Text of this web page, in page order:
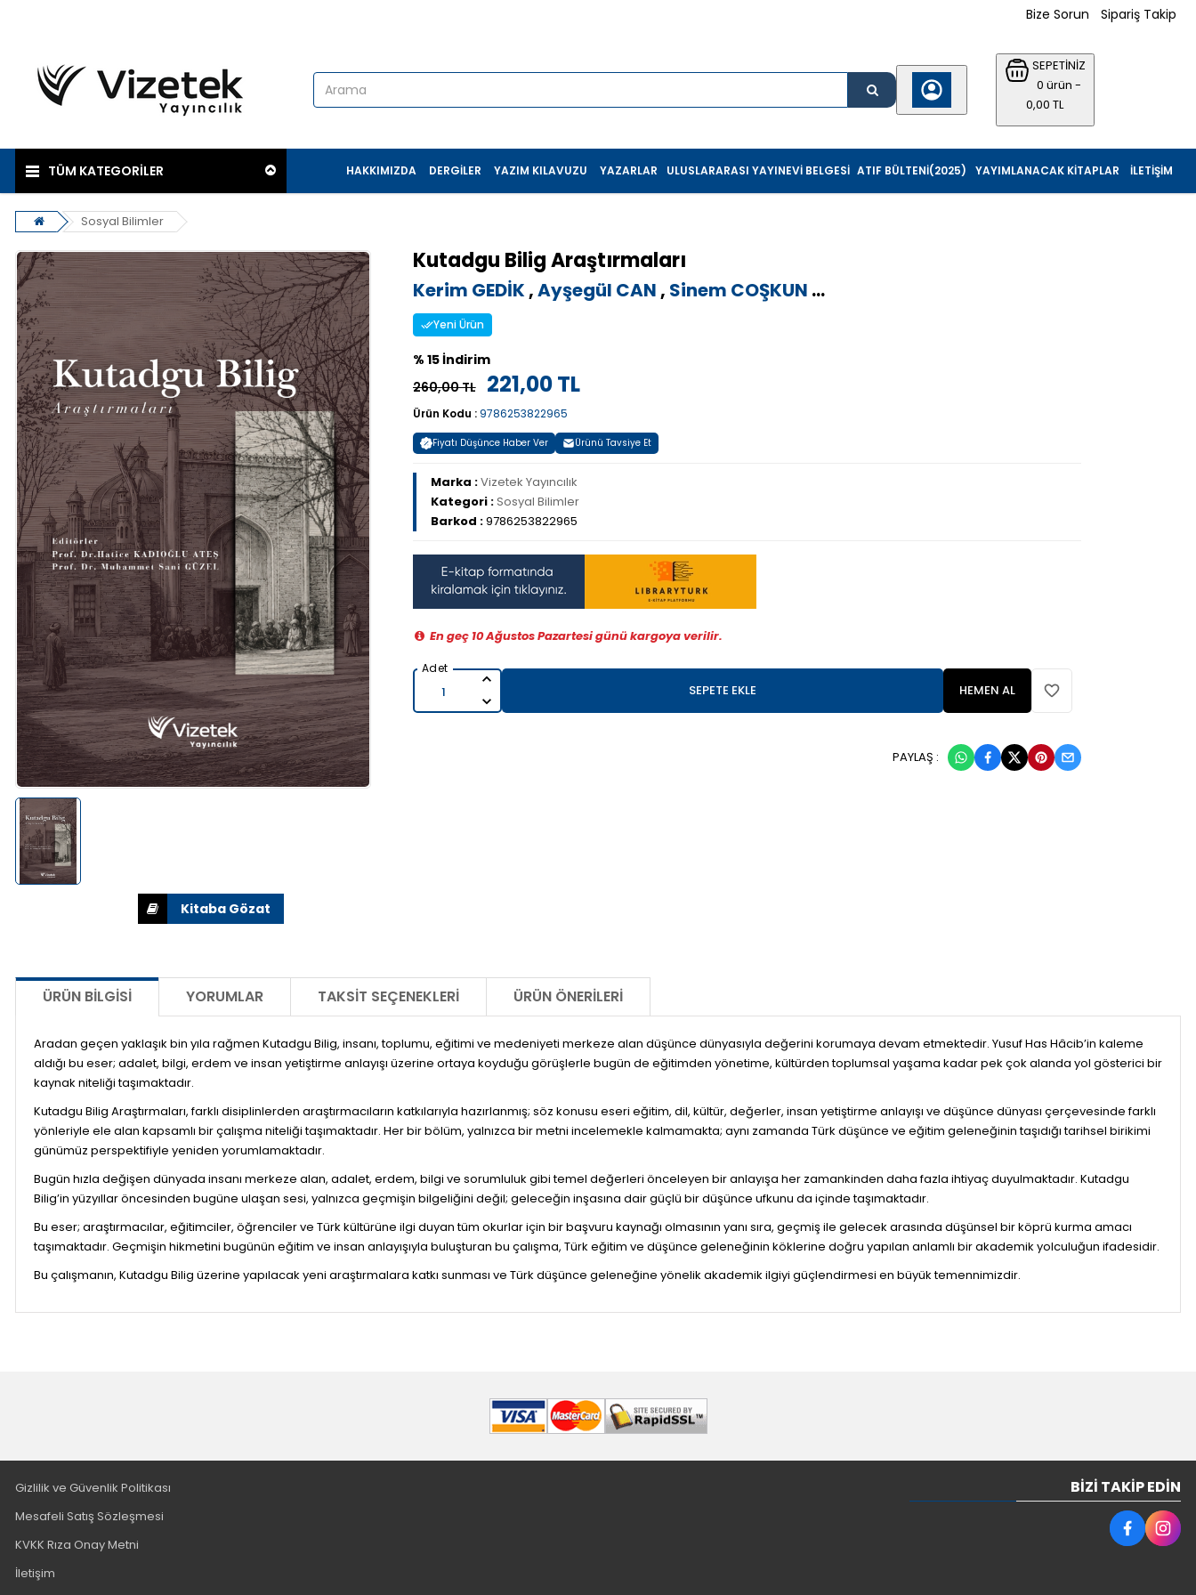
Bize Sorun Sipariş Takip
SEPETİNİZ
0 ürün -
0,00 TL
TÜM KATEGORİLER İLETIŞIM
YAYIMLANACAK KITAPLAR
ATIF BÜLTENI(2025)
ULUSLARARASI YAYINEVI BELGESI
YAZARLAR
YAZIM KILAVUZU
DERGILER
HAKKIMIZDA
Sosyal Bilimler
Kutadgu Bilig Araştırmaları
Kerim GEDİK,Ayşegül CAN , Sinem COŞKUN ...
Yeni Ürün
% 15 İndirim
260,00 TL
221,00 TL
Ürün Kodu : 9786253822965
Fiyatı Düşünce Haber Ver Ürünü Tavsiye Et
Marka :Vizetek Yayıncılık
Kategori :Sosyal Bilimler
Barkod :9786253822965
En geç 10 Ağustos Pazartesi günü kargoya verilir.
SEPETE EKLE HEMEN AL
PAYLAŞ :
ÜRÜN BILGISI YORUMLAR TAKSIT SEÇENEKLERI ÜRÜN ÖNERILERI
Aradan geçen yaklaşık bin yıla rağmen Kutadgu Bilig, insanı, toplumu, eğitimi ve medeniyeti merkeze alan düşünce dünyasıyla değerini korumaya devam etmektedir. Yusuf Has Hâcib’in kaleme
aldığı bu eser; adalet, bilgi, erdem ve insan yetiştirme anlayışı üzerine ortaya koyduğu görüşlerle bugün de eğitimden yönetime, kültürden toplumsal yaşama kadar pek çok alanda yol gösterici bir
kaynak niteliği taşımaktadır.
Kutadgu Bilig Araştırmaları, farklı disiplinlerden araştırmacıların katkılarıyla hazırlanmış; söz konusu eseri eğitim, dil, kültür, değerler, insan yetiştirme anlayışı ve düşünce dünyası çerçevesinde farklı
yönleriyle ele alan kapsamlı bir çalışma niteliği taşımaktadır. Her bir bölüm, yalnızca bir metni incelemekle kalmamakta; aynı zamanda Türk düşünce ve eğitim geleneğinin taşıdığı tarihsel birikimi
günümüz perspektifiyle yeniden yorumlamaktadır.
Bugün hızla değişen dünyada insanı merkeze alan, adalet, erdem, bilgi ve sorumluluk gibi temel değerleri önceleyen bir anlayışa her zamankinden daha fazla ihtiyaç duyulmaktadır. Kutadgu
Bilig’in yüzyıllar öncesinden bugüne ulaşan sesi, yalnızca geçmişin bilgeliğini değil; geleceğin inşasına dair güçlü bir düşünce ufkunu da içinde taşımaktadır.
Bu eser; araştırmacılar, eğitimciler, öğrenciler ve Türk kültürüne ilgi duyan tüm okurlar için bir başvuru kaynağı olmasının yanı sıra, geçmiş ile gelecek arasında düşünsel bir köprü kurma amacı
taşımaktadır. Geçmişin hikmetini bugünün eğitim ve insan anlayışıyla buluşturan bu çalışma, Türk eğitim ve düşünce geleneğinin köklerine doğru yapılan anlamlı bir akademik yolculuğun ifadesidir.
Bu çalışmanın, Kutadgu Bilig üzerine yapılacak yeni araştırmalara katkı sunması ve Türk düşünce geleneğine yönelik akademik ilgiyi güçlendirmesi en büyük temennimizdir.
Gizlilik ve Güvenlik Politikası
Mesafeli Satış Sözleşmesi
KVKK Rıza Onay Metni
İletişim
BIZI TAKIP EDIN